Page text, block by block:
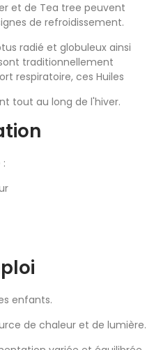
et de Tea tree peuvent
de refroidissement.
radié et globuleux ainsi
traditionnellement
respiratoire, ces Huiles
tout au long de l'hiver.
enfants.
de chaleur et de lumière.